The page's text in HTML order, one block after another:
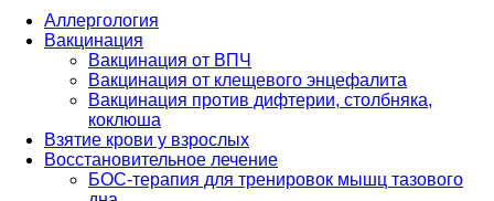
Аллергология
Вакцинация
Вакцинация от ВПЧ
Вакцинация от клещевого энцефалита
Вакцинация против дифтерии, столбняка,
коклюша
Взятие крови у взрослых
Восстановительное лечение
БОС-терапия для тренировок мышц тазового